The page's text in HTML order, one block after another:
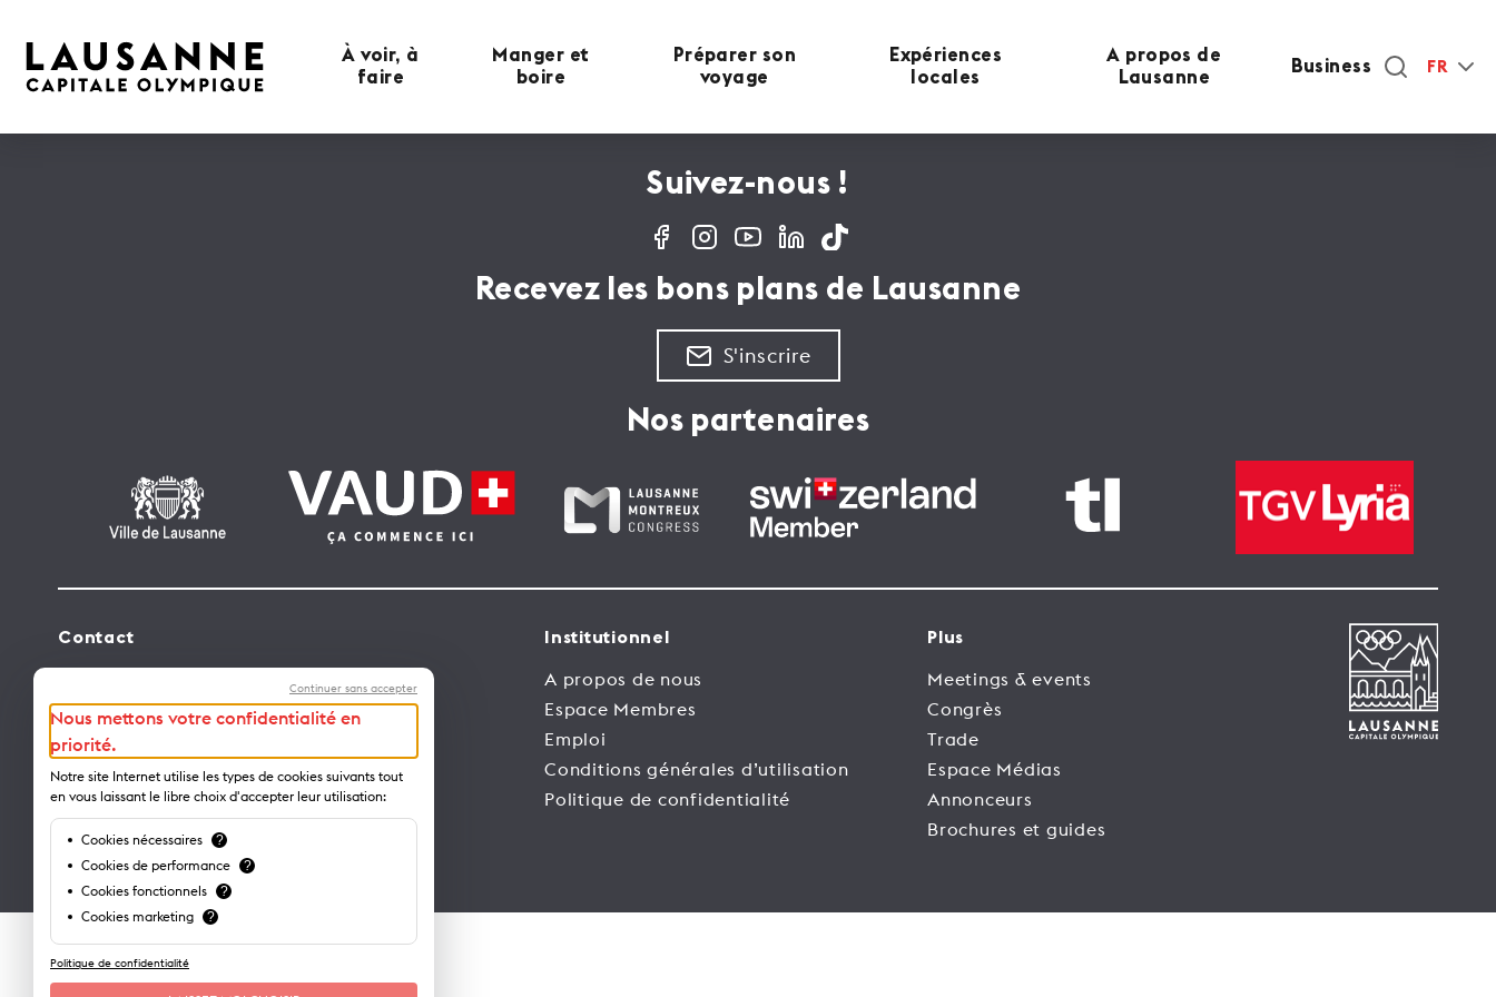
À voir, à
faire
Manger et
boire
Préparer son
voyage
Expériences
locales
A propos de
Lausanne
Business FR
Suivez-nous !
Recevez les bons plans de Lausanne
S'inscrire
Nos partenaires
Contact
Avenue de Rhodanie 2 – CP 975
1001 Lausanne – Suisse
info@lausanne-tourisme.ch
+41 21 613 73 73
Où nous trouver ?
Institutionnel
A propos de nous
Espace Membres
Emploi
Conditions générales d’utilisation
Politique de confidentialité
Plus
Meetings & events
Congrès
Trade
Espace Médias
Annonceurs
Brochures et guides
Continuer sans accepter
Nous mettons votre confidentialité en
priorité.
Notre site Internet utilise les types de cookies suivants tout
en vous laissant le libre choix d'accepter leur utilisation:
Cookies nécessaires ?
Cookies de performance ?
Cookies fonctionnels ?
Cookies marketing ?
Politique de confidentialité